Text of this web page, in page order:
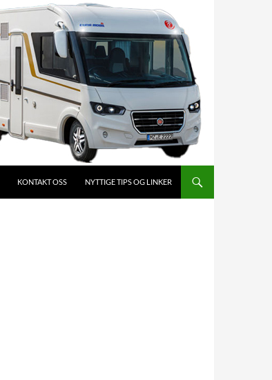
KONTAKT OSS NYTTIGE TIPS OG LINKER